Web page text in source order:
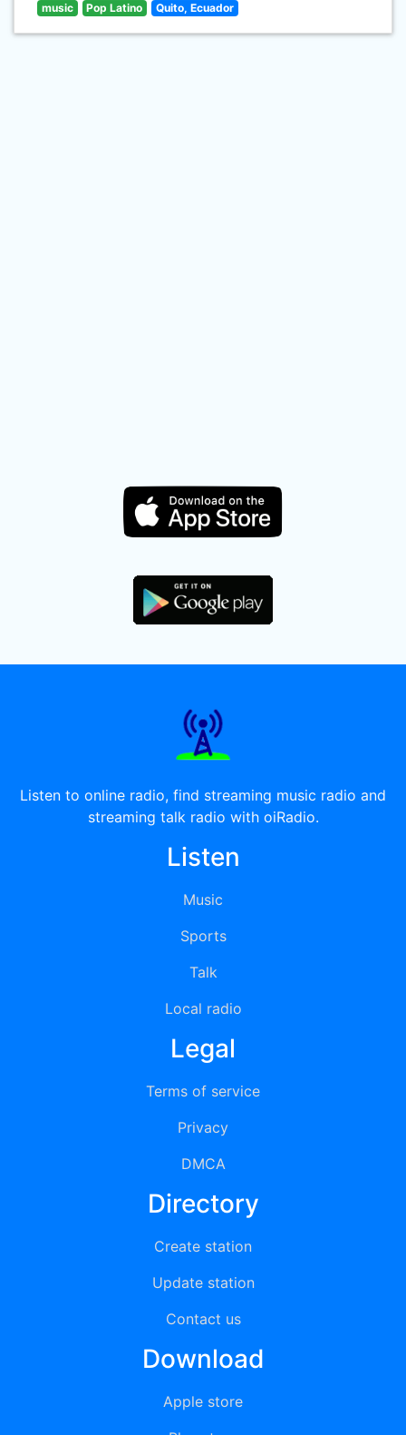
music Pop Latino Quito, Ecuador
Listen to online radio, find streaming music radio and
streaming talk radio with oiRadio.
Listen
Music
Sports
Talk
Local radio
Legal
Terms of service
Privacy
DMCA
Directory
Create station
Update station
Contact us
Download
Apple store